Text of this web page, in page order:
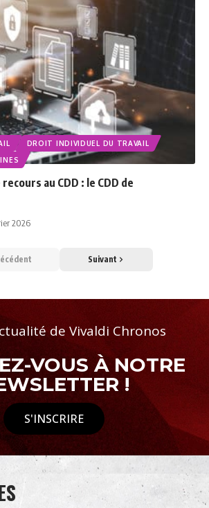
DROIT INDIVIDUEL DU TRAVAIL
au CDD : le CDD de
2026
Suivant
de Vivaldi Chronos
VOUS À NOTRE
!
S'INSCRIRE